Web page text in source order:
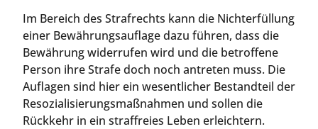
Im Bereich des Strafrechts kann die Nichterfüllung
einer Bewährungsauflage dazu führen, dass die
Bewährung widerrufen wird und die betroffene
Person ihre Strafe doch noch antreten muss. Die
Auflagen sind hier ein wesentlicher Bestandteil der
Resozialisierungsmaßnahmen und sollen die
Rückkehr in ein straffreies Leben erleichtern.